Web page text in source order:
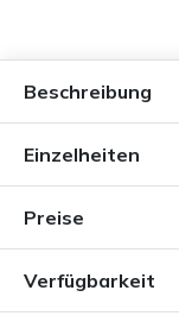
Beschreibung
Einzelheiten
Preise
Verfügbarkeit